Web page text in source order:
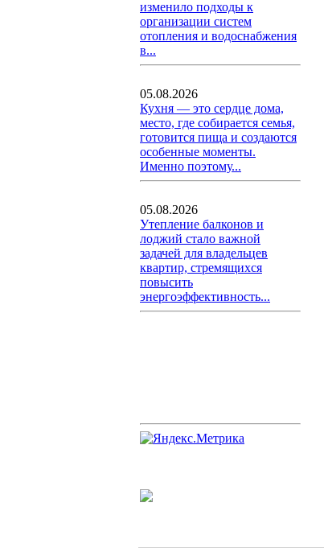
изменило подходы к
организации систем
отопления и водоснабжения
в...
05.08.2026
Кухня — это сердце дома,
место, где собирается семья,
готовится пища и создаются
особенные моменты.
Именно поэтому...
05.08.2026
Утепление балконов и
лоджий стало важной
задачей для владельцев
квартир, стремящихся
повысить
энергоэффективность...